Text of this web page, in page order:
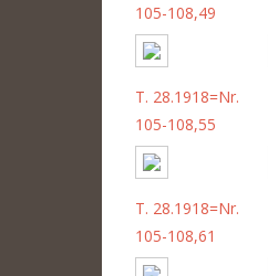
105-108,49
T. 28.1918=Nr.
105-108,55
T. 28.1918=Nr.
105-108,61